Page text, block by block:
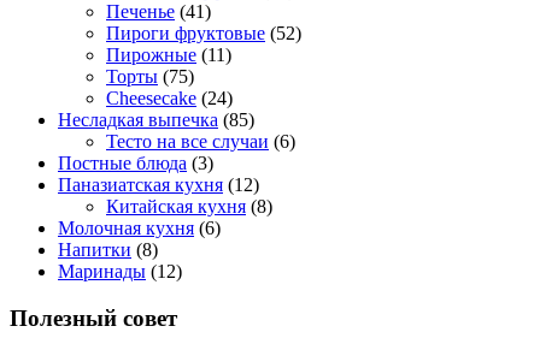
Печенье (41)
Пироги фруктовые (52)
Пирожные (11)
Торты (75)
Cheesecake (24)
Несладкая выпечка (85)
Тесто на все случаи (6)
Постные блюда (3)
Паназиатская кухня (12)
Китайская кухня (8)
Молочная кухня (6)
Напитки (8)
Маринады (12)
Полезный совет